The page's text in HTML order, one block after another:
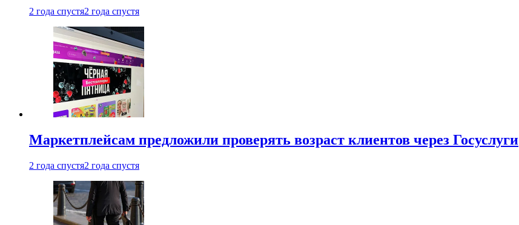
2 года спустя2 года спустя
Маркетплейсам предложили проверять возраст клиентов через Госуслуги
2 года спустя2 года спустя